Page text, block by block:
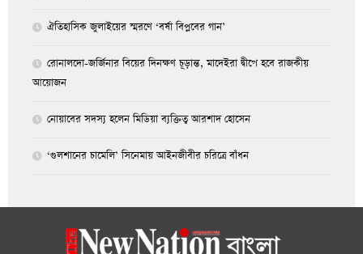
ঐতিহাসিক জুলাইয়ের স্মরণে ‘বর্ষা বিপ্লবের গান’
রোনালদো-জর্জিনার বিয়ের দিনক্ষণ চূড়ান্ত, মাদেইরা দ্বীপে হবে রাজকীয়
আয়োজন
নোয়াবের সদস্য হলেন মিডিয়া ব্যক্তিত্ব আরশাদ হোসেন
‘গুলশানের চামেলি’ সিনেমায় আইনজীবীর চরিত্রে বাঁধন